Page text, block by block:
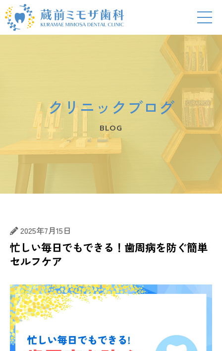
クリニックブログ
BLOG
2025年7月15日
忙しい毎日でもできる！歯周病を防ぐ簡単
セルフケア